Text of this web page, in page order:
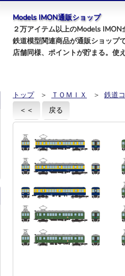
Models IMON通販ショップ
２万アイテム以上のModels IMON
鉄道模型関連商品が通販ショップ
店舗同様、ポイントが貯まる。使え
トップ ＞ ＴＯＭＩＸ ＞ 鉄道
＜＜
戻る